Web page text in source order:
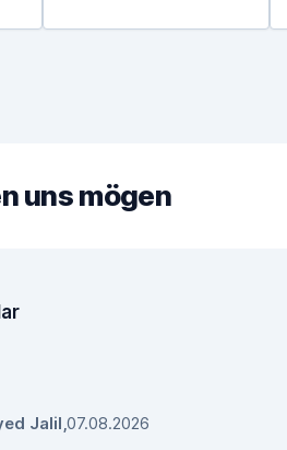
uns mögen
Jalil,07.08.2026